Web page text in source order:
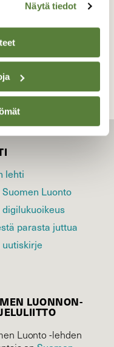
Näytä tiedot
lehti
Luonto
parasta juttua
LUONNON­
Luonto -lehden